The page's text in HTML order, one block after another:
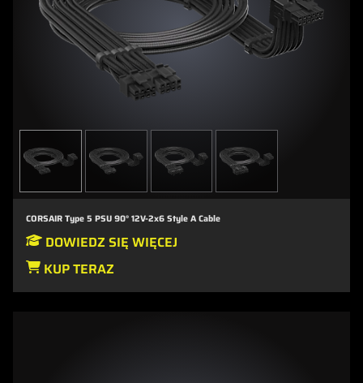
CORSAIR Type 5 PSU 90° 12V-2x6 Style A Cable
DOWIEDZ SIĘ WIĘCEJ
KUP TERAZ